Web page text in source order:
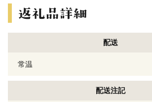
配送
常温
配送注記